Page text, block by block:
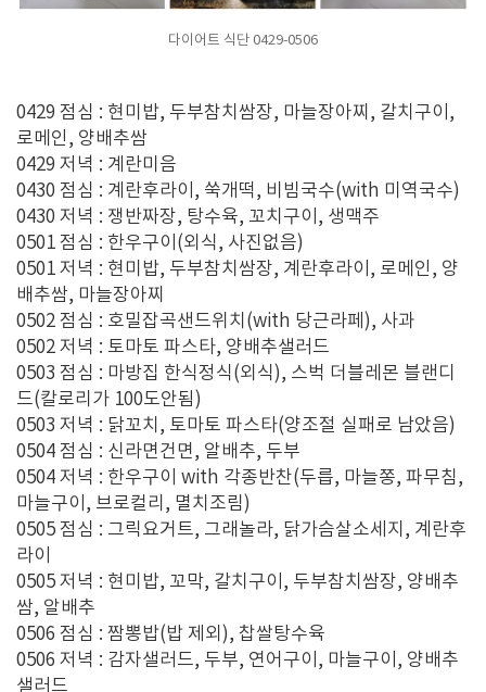
다이어트 식단 0429-0506
0429 점심 : 현미밥, 두부참치쌈장, 마늘장아찌, 갈치구이,
로메인, 양배추쌈
0429 저녁 : 계란미음
0430 점심 : 계란후라이, 쑥개떡, 비빔국수(with 미역국수)
0430 저녁 : 쟁반짜장, 탕수육, 꼬치구이, 생맥주
0501 점심 : 한우구이(외식, 사진없음)
0501 저녁 : 현미밥, 두부참치쌈장, 계란후라이, 로메인, 양
배추쌈, 마늘장아찌
0502 점심 : 호밀잡곡샌드위치(with 당근라페), 사과
0502 저녁 : 토마토 파스타, 양배추샐러드
0503 점심 : 마방집 한식정식(외식), 스벅 더블레몬 블랜디
드(칼로리가 100도안됨)
0503 저녁 : 닭꼬치, 토마토 파스타(양조절 실패로 남았음)
0504 점심 : 신라면건면, 알배추, 두부
0504 저녁 : 한우구이 with 각종반찬(두릅, 마늘쫑, 파무침,
마늘구이, 브로컬리, 멸치조림)
0505 점심 : 그릭요거트, 그래놀라, 닭가슴살소세지, 계란후
라이
0505 저녁 : 현미밥, 꼬막, 갈치구이, 두부참치쌈장, 양배추
쌈, 알배추
0506 점심 : 짬뽕밥(밥 제외), 찹쌀탕수육
0506 저녁 : 감자샐러드, 두부, 연어구이, 마늘구이, 양배추
샐러드